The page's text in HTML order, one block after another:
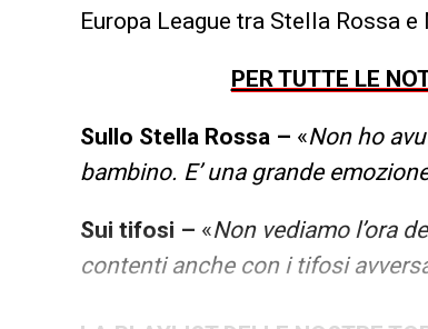
Europa League tra Stella Rossa
PER TUTTE LE
Sullo Stella Rossa – «Non ho
bambino. E’ una grande
Sui tifosi – «Non vediamo l’ora
contenti anche con i tifosi